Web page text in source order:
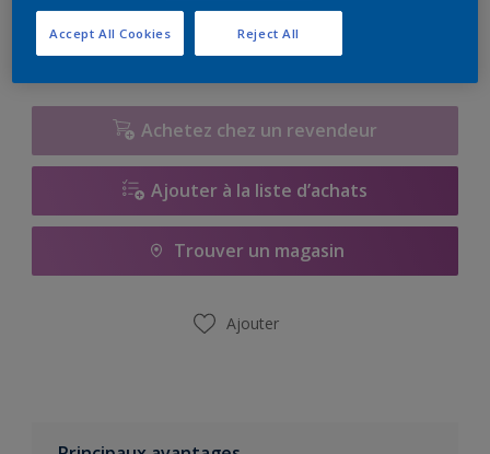
Quantité Calculateur de peinture
Calculer
Achetez chez un revendeur
Ajouter à la liste d’achats
Trouver un magasin
Ajouter
Reject All
Accept All Cookies